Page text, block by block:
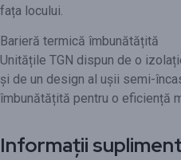
fața locului.
Barieră termică îmbunătățită
Unitățile TGN dispun de o
și de un design al ușii semi-
îmbunătățită pentru o eficiență
Informații